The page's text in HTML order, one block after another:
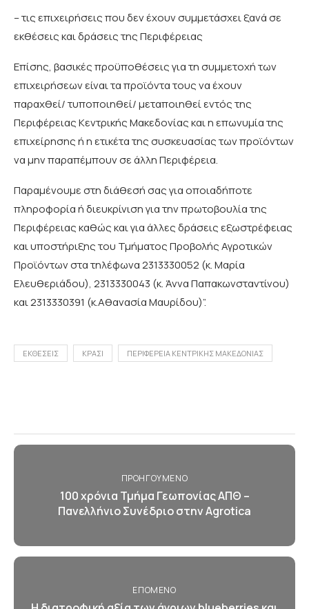
– τις επιχειρήσεις που δεν έχουν συμμετάσχει ξανά σε
εκθέσεις και δράσεις της Περιφέρειας
Επίσης, βασικές προϋποθέσεις για τη συμμετοχή των
επιχειρήσεων είναι τα προϊόντα τους να έχουν
παραχθεί/ τυποποιηθεί/ μεταποιηθεί εντός της
Περιφέρειας Κεντρικής Μακεδονίας και η επωνυμία της
επιχείρησης ή η ετικέτα της συσκευασίας των προϊόντων
να μην παραπέμπουν σε άλλη Περιφέρεια.
Παραμένουμε στη διάθεσή σας για οποιαδήποτε
πληροφορία ή διευκρίνιση για την πρωτοβουλία της
Περιφέρειας καθώς και για άλλες δράσεις εξωστρέφειας
και υποστήριξης του Τμήματος Προβολής Αγροτικών
Προϊόντων στα τηλέφωνα 2313330052 (κ. Μαρία
Ελευθεριάδου), 2313330043 (κ. Άννα Παπακωνσταντίνου)
και 2313330391 (κ.Αθανασία Μαυρίδου)”.
ΕΚΘΕΣΕΙΣ ΚΡΑΣΙ ΠΕΡΙΦΕΡΕΙΑ ΚΕΝΤΡΙΚΗΣ ΜΑΚΕΔΟΝΙΑΣ
ΠΡΟΗΓΟΎΜΕΝΟ
100 χρόνια Τμήμα Γεωπονίας ΑΠΘ –
Πανελλήνιο Συνέδριο στην Agrotica
ΕΠΌΜΕΝΟ